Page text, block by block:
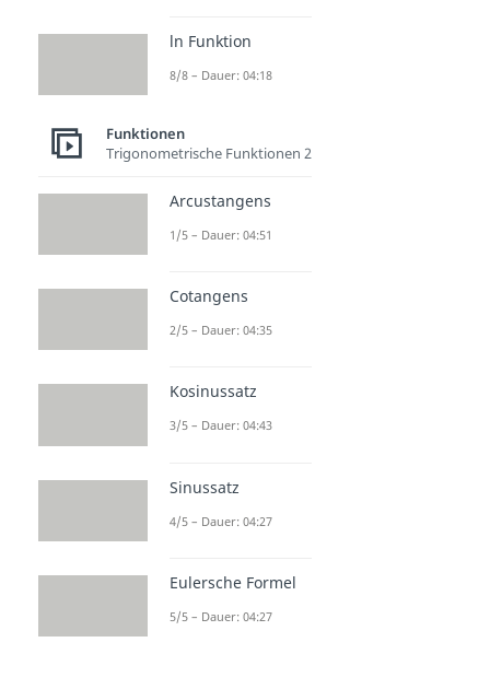
ln Funktion
8/8 – Dauer: 04:18
Funktionen
Trigonometrische Funktionen 2
Arcustangens
1/5 – Dauer: 04:51
Cotangens
2/5 – Dauer: 04:35
Kosinussatz
3/5 – Dauer: 04:43
Sinussatz
4/5 – Dauer: 04:27
Eulersche Formel
5/5 – Dauer: 04:27